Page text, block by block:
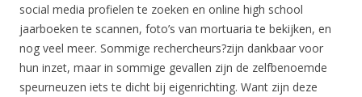
social media profielen te zoeken en online high school
jaarboeken te scannen, foto’s van mortuaria te bekijken, en
nog veel meer. Sommige rechercheurs?zijn dankbaar voor
hun inzet, maar in sommige gevallen zijn de zelfbenoemde
speurneuzen iets te dicht bij eigenrichting. Want zijn deze